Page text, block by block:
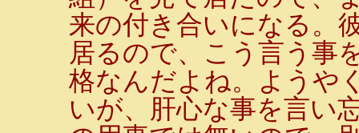
来の付き合いになる。
居るので、こう言う事
格なんだよね。ようや
いが、肝心な事を言い